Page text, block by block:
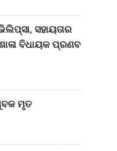
ସହାୟତାର
ବିଧାୟକ ପ୍ରଣବ
ମୃତ